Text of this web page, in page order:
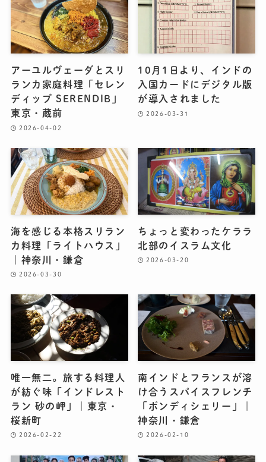
アーユルヴェーダとスリ
ランカ家庭料理「セレン
ディッブ SERENDIB」
東京・蔵前
2026-04-02
10月1日より、インドの
入国カードにデジタル版
が導入されました
2026-03-31
海を感じる本格スリラン
カ料理「ライトハウス」
｜神奈川・鎌倉
2026-03-30
ちょっと変わったケララ
北部のイスラム文化
2026-03-20
唯一無二。旅する料理人
が紡ぐ味「インドレスト
ラン 砂の岬」｜東京・
桜新町
2026-02-22
南インドとフランスが溶
け合うスパイスフレンチ
「ポンディシェリー」｜
神奈川・鎌倉
2026-02-10